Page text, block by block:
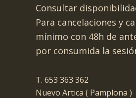
Consultar
Para cancelaciones y
mínimo con 48h de
por consumida la
T. 653 363 362
Nuevo Artica ( Pamplona )